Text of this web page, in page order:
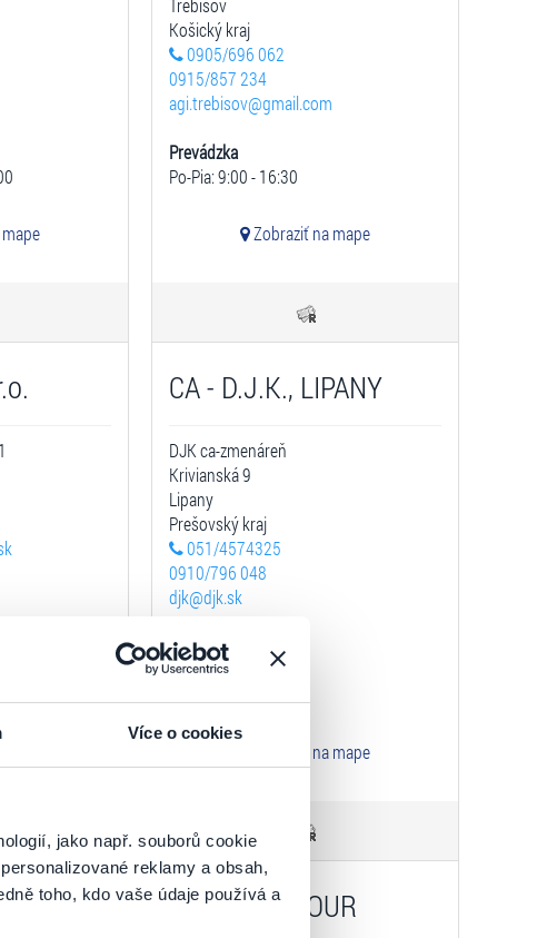
Více o cookies
jako např. souborů cookie
reklamy a obsah,
toho, kdo vaše údaje používá a
Trebišov
Košický kraj
0905/696 062
0915/857 234
agi.trebisov@gmail.com
Prevádzka
Po-Pia: 9:00 - 16:30
Zobraziť na mape
CA - D.J.K., LIPANY
DJK ca-zmenáreň
Krivianská 9
Lipany
Prešovský kraj
051/4574325
0910/796 048
djk@djk.sk
Prevádzka
Po-Pia: 8:00 - 16:00
Zobraziť na mape
CK ORAVA TOUR